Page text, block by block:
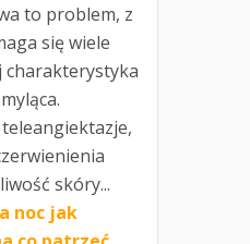
to problem, z
się wiele
charakterystyka
skóry...
noc jak